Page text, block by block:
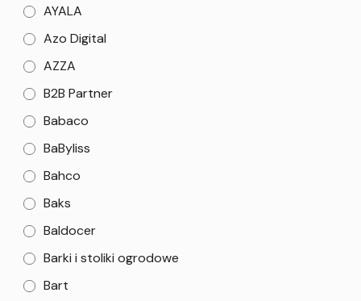
AYALA
Azo Digital
AZZA
B2B Partner
Babaco
BaByliss
Bahco
Baks
Baldocer
Barki i stoliki ogrodowe
Bart